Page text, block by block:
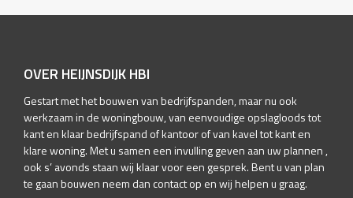
OVER HEIJNSDIJK HBI
Gestart met het bouwen van bedrijfspanden, maar nu ook
werkzaam in de woningbouw, van eenvoudige opslagloods tot
kant en klaar bedrijfspand of kantoor of van kavel tot kant en
klare woning. Met u samen een invulling geven aan uw plannen ,
ook s’ avonds staan wij klaar voor een gesprek. Bent u van plan
te gaan bouwen neem dan contact op en wij helpen u graag.